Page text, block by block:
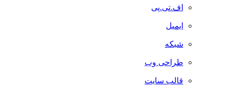
اف.تی.پی
ایمیل
شبکه
طراحی وب
قالب سایت